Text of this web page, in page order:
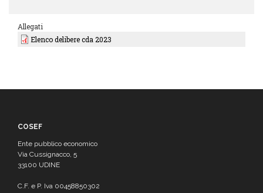
Allegati
Elenco delibere cda 2023
COSEF
Ente pubblico economico
Via Cussignacco, 5
33100 UDINE
C.F. e P. Iva 00458850302